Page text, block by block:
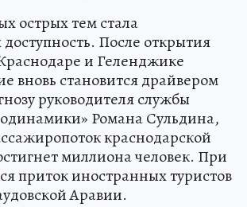
острых тем стала
После открытия
и Геленджике
вновь становится драйвером
руководителя службы
Романа Сульдина,
краснодарской
миллиона человек. При
приток иностранных туристов
Аравии.